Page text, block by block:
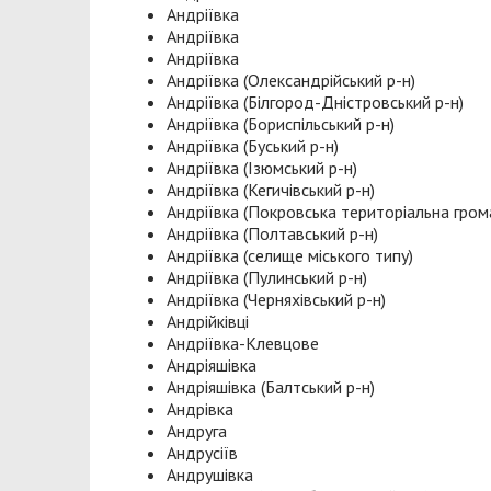
Андріївка
Андріївка
Андріївка
Андріївка (Олександрійський р-н)
Андріївка (Білгород-Дністровський р-н)
Андріївка (Бориспільський р-н)
Андріївка (Буський р-н)
Андріївка (Ізюмський р-н)
Андріївка (Кегичівський р-н)
Андріївка (Покровська територіальна
Андріївка (Полтавський р-н)
Андріївка (селище міського типу)
Андріївка (Пулинський р-н)
Андріївка (Черняхівський р-н)
Андрійківці
Андріївка-Клевцове
Андріяшівка
Андріяшівка (Балтський р-н)
Андрівка
Андруга
Андрусіїв
Андрушівка